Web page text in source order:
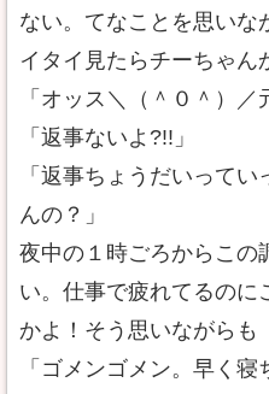
ない。てなことを思いな
イタイ見たらチーちゃん
「オッス＼（＾０＾）／
「返事ないよ?!!」
「返事ちょうだいって
んの？」
夜中の１時ごろからこの
い。仕事で疲れてるのに
かよ！そう思いながらも
「ゴメンゴメン。早く